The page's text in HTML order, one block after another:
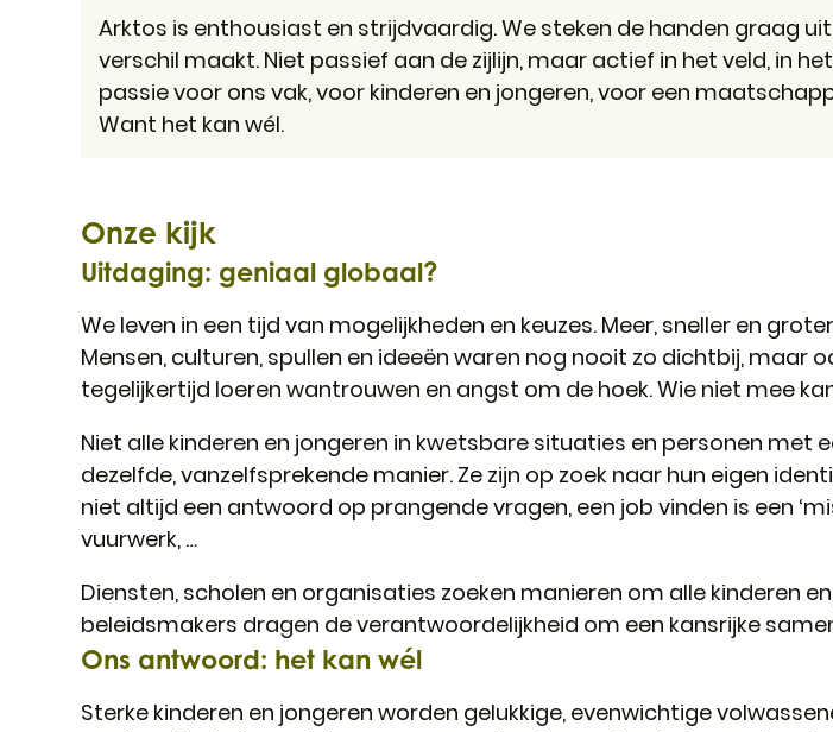
Arktos is enthousiast en strijdvaardig. We steken de handen graag
verschil maakt. Niet passief aan de zijlijn, maar actief in het veld, in
passie voor ons vak, voor kinderen en jongeren, voor een
Want het kan wél.
Onze kijk
Uitdaging: geniaal globaal?
We leven in een tijd van mogelijkheden en keuzes. Meer, sneller en
Mensen, culturen, spullen en ideeën waren nog nooit zo dichtbij, maar
tegelijkertijd loeren wantrouwen en angst om de hoek. Wie niet mee
Niet alle kinderen en jongeren in kwetsbare situaties en personen met
dezelfde, vanzelfsprekende manier. Ze zijn op zoek naar hun eigen
niet altijd een antwoord op prangende vragen, een job vinden is een
vuurwerk, …
Diensten, scholen en organisaties zoeken manieren om alle kinderen
beleidsmakers dragen de verantwoordelijkheid om een kansrijke
Ons antwoord: het kan wél
Sterke kinderen en jongeren worden gelukkige, evenwichtige